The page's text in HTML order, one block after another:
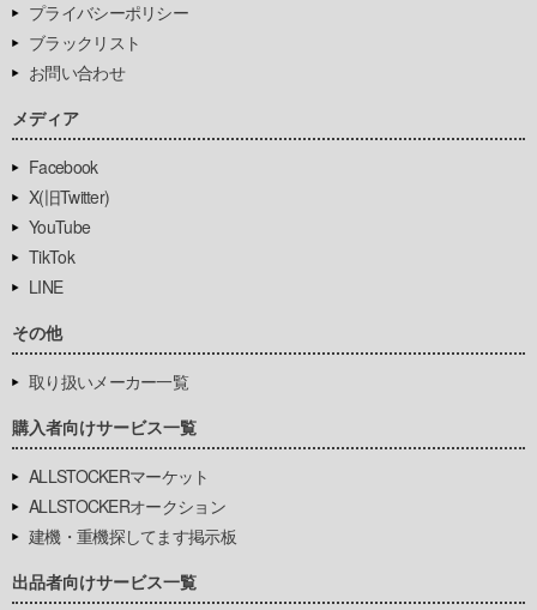
プライバシーポリシー
ブラックリスト
お問い合わせ
メディア
Facebook
X(旧Twitter)
YouTube
TikTok
LINE
その他
取り扱いメーカー一覧
購入者向けサービス一覧
ALLSTOCKERマーケット
ALLSTOCKERオークション
建機・重機探してます掲示板
出品者向けサービス一覧